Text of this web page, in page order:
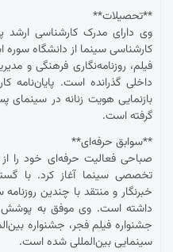
**تحصیلات**
وی دارای مدرک کارشناسی ارشد
کارشناسی سینما از دانشگاه
فیلم، روزنامه‌نگاری فرهنگی و
داخلی گذرانده است.
بازنمایی هویت زنانه در سینمای
گرفته است.
**سوابق حرفه‌ای**
تخصصی سینما آغاز کرد. با
خبرنگار و منتقد با چندین
داشته است. وی موفق به پوشش
جشنواره فیلم فجر، جشنواره
سینمایی بین‌المللی شده است.